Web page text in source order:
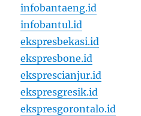
infobantaeng.id
infobantul.id
ekspresbekasi.id
ekspresbone.id
eksprescianjur.id
ekspresgresik.id
ekspresgorontalo.id